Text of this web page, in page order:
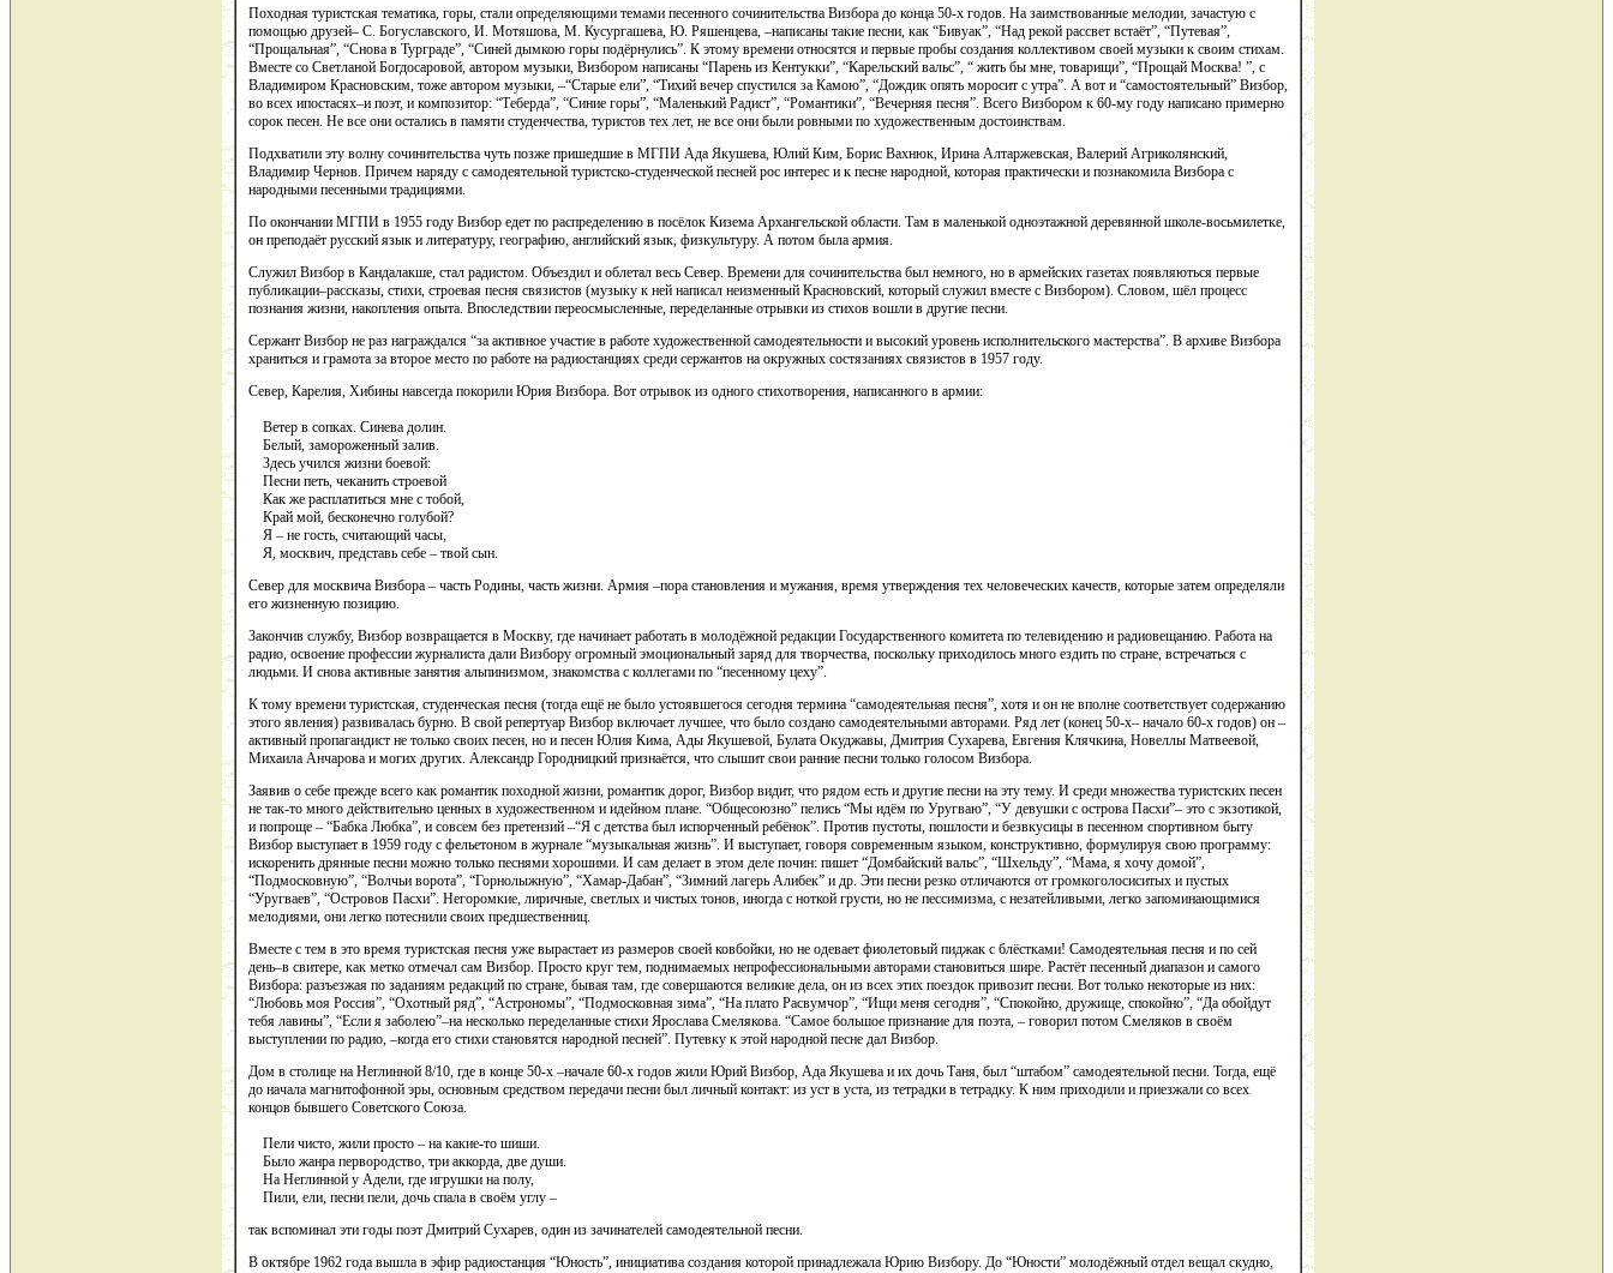
Походная туристская тематика, горы, стали определяющими темами песенного сочинительства Визбора до конца 50-х годов. На заимствованные мелодии, зачастую с
помощью друзей– С. Богуславского, И. Мотяшова, М. Кусургашева, Ю. Ряшенцева, –написаны такие песни, как “Бивуак”, “Над рекой рассвет встаёт”, “Путевая”,
“Прощальная”, “Снова в Турграде”, “Синей дымкою горы подёрнулись”. К этому времени относятся и первые пробы создания коллективом своей музыки к своим стихам.
Вместе со Светланой Богдосаровой, автором музыки, Визбором написаны “Парень из Кентукки”, “Карельский вальс”, “ жить бы мне, товарищи”, “Прощай Москва! ”, с
Владимиром Красновским, тоже автором музыки, –“Старые ели”, “Тихий вечер спустился за Камою”, “Дождик опять моросит с утра”. А вот и “самостоятельный” Визбор,
во всех ипостасях–и поэт, и композитор: “Теберда”, “Синие горы”, “Маленький Радист”, “Романтики”, “Вечерняя песня”. Всего Визбором к 60-му году написано примерно
сорок песен. Не все они остались в памяти студенчества, туристов тех лет, не все они были ровными по художественным достоинствам.
Подхватили эту волну сочинительства чуть позже пришедшие в МГПИ Ада Якушева, Юлий Ким, Борис Вахнюк, Ирина Алтаржевская, Валерий Агриколянский,
Владимир Чернов. Причем наряду с самодеятельной туристско-студенческой песней рос интерес и к песне народной, которая практически и познакомила Визбора с
народными песенными традициями.
По окончании МГПИ в 1955 году Визбор едет по распределению в посёлок Кизема Архангельской области. Там в маленькой одноэтажной деревянной школе-восьмилетке,
он преподаёт русский язык и литературу, географию, английский язык, физкультуру. А потом была армия.
Служил Визбор в Кандалакше, стал радистом. Объездил и облетал весь Север. Времени для сочинительства был немного, но в армейских газетах появляються первые
публикации–рассказы, стихи, строевая песня связистов (музыку к ней написал неизменный Красновский, который служил вместе с Визбором). Словом, шёл процесс
познания жизни, накопления опыта. Впоследствии переосмысленные, переделанные отрывки из стихов вошли в другие песни.
Сержант Визбор не раз награждался “за активное участие в работе художественной самодеятельности и высокий уровень исполнительского мастерства”. В архиве Визбора
храниться и грамота за второе место по работе на радиостанциях среди сержантов на окружных состязаниях связистов в 1957 году.
Север, Карелия, Хибины навсегда покорили Юрия Визбора. Вот отрывок из одного стихотворения, написанного в армии:
Ветер в сопках. Синева долин.
Белый, замороженный залив.
Здесь учился жизни боевой:
Песни петь, чеканить строевой
Как же расплатиться мне с тобой,
Край мой, бесконечно голубой?
Я – не гость, считающий часы,
Я, москвич, представь себе – твой сын.
Север для москвича Визбора – часть Родины, часть жизни. Армия –пора становления и мужания, время утверждения тех человеческих качеств, которые затем определяли
его жизненную позицию.
Закончив службу, Визбор возвращается в Москву, где начинает работать в молодёжной редакции Государственного комитета по телевидению и радиовещанию. Работа на
радио, освоение профессии журналиста дали Визбору огромный эмоциональный заряд для творчества, поскольку приходилось много ездить по стране, встречаться с
людьми. И снова активные занятия альпинизмом, знакомства с коллегами по “песенному цеху”.
К тому времени туристская, студенческая песня (тогда ещё не было устоявшегося сегодня термина “самодеятельная песня”, хотя и он не вполне соответствует содержанию
этого явления) развивалась бурно. В свой репертуар Визбор включает лучшее, что было создано самодеятельными авторами. Ряд лет (конец 50-х– начало 60-х годов) он –
активный пропагандист не только своих песен, но и песен Юлия Кима, Ады Якушевой, Булата Окуджавы, Дмитрия Сухарева, Евгения Клячкина, Новеллы Матвеевой,
Михаила Анчарова и могих других. Александр Городницкий признаётся, что слышит свои ранние песни только голосом Визбора.
Заявив о себе прежде всего как романтик походной жизни, романтик дорог, Визбор видит, что рядом есть и другие песни на эту тему. И среди множества туристских песен
не так-то много действительно ценных в художественном и идейном плане. “Общесоюзно” пелись “Мы идём по Уругваю”, “У девушки с острова Пасхи”– это с экзотикой,
и попроще – “Бабка Любка”, и совсем без претензий –“Я с детства был испорченный ребёнок”. Против пустоты, пошлости и безвкусицы в песенном спортивном быту
Визбор выступает в 1959 году с фельетоном в журнале “музыкальная жизнь”. И выступает, говоря современным языком, конструктивно, формулируя свою программу:
искоренить дрянные песни можно только песнями хорошими. И сам делает в этом деле почин: пишет “Домбайский вальс”, “Шхельду”, “Мама, я хочу домой”,
“Подмосковную”, “Волчьи ворота”, “Горнолыжную”, “Хамар-Дабан”, “Зимний лагерь Алибек” и др. Эти песни резко отличаются от громкоголосиситых и пустых
“Уругваев”, “Островов Пасхи”. Негоромкие, лиричные, светлых и чистых тонов, иногда с ноткой грусти, но не пессимизма, с незатейливыми, легко запоминающимися
мелодиями, они легко потеснили своих предшественниц.
Вместе с тем в это время туристская песня уже вырастает из размеров своей ковбойки, но не одевает фиолетовый пиджак с блёстками! Самодеятельная песня и по сей
день–в свитере, как метко отмечал сам Визбор. Просто круг тем, поднимаемых непрофессиональными авторами становиться шире. Растёт песенный диапазон и самого
Визбора: разъезжая по заданиям редакций по стране, бывая там, где совершаются великие дела, он из всех этих поездок привозит песни. Вот только некоторые из них:
“Любовь моя Россия”, “Охотный ряд”, “Астрономы”, “Подмосковная зима”, “На плато Расвумчор”, “Ищи меня сегодня”, “Спокойно, дружище, спокойно”, “Да обойдут
тебя лавины”, “Если я заболею”–на несколько переделанные стихи Ярослава Смелякова. “Самое большое признание для поэта, – говорил потом Смеляков в своём
выступлении по радио, –когда его стихи становятся народной песней”. Путевку к этой народной песне дал Визбор.
Дом в столице на Неглинной 8/10, где в конце 50-х –начале 60-х годов жили Юрий Визбор, Ада Якушева и их дочь Таня, был “штабом” самодеятельной песни. Тогда, ещё
до начала магнитофонной эры, основным средством передачи песни был личный контакт: из уст в уста, из тетрадки в тетрадку. К ним приходили и приезжали со всех
концов бывшего Советского Союза.
Пели чисто, жили просто – на какие-то шиши.
Было жанра первородство, три аккорда, две души.
На Неглинной у Адели, где игрушки на полу,
Пили, ели, песни пели, дочь спала в своём углу –
так вспоминал эти годы поэт Дмитрий Сухарев, один из зачинателей самодеятельной песни.
В октябре 1962 года вышла в эфир радиостанция “Юность”, инициатива создания которой принадлежала Юрию Визбору. До “Юности” молодёжный отдел вещал скудно,